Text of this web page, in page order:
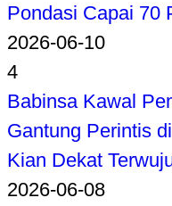
Pondasi Capai 70
2026-06-10
4
Babinsa Kawal
Gantung Perintis
Kian Dekat
2026-06-08